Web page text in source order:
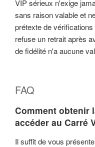
VIP sérieux n'exige
sans raison valable et
prétexte de
refuse un retrait après
de fidélité n'a aucune
FAQ
Comment obtenir
accéder au Carré
Il suffit de vous